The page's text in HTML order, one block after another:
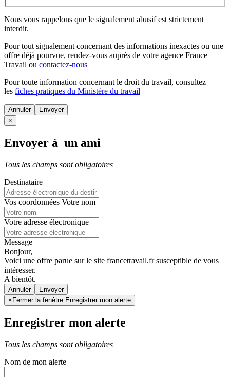
Nous vous rappelons que le signalement abusif est strictement
interdit.
Pour tout signalement concernant des informations inexactes ou une
offre déjà pourvue, rendez-vous auprès de votre agence France
Travail ou contactez-nous
Pour toute information concernant le droit du travail, consultez
les fiches pratiques du Ministère du travail
Annuler
×
Envoyer à un ami
Tous les champs sont obligatoires
Destinataire
Vos coordonnées Votre nom
Votre adresse électronique
Message
Bonjour,
Voici une offre parue sur le site francetravail.fr susceptible de vous
intéresser.
A bientôt.
Annuler
× Fermer la fenêtre Enregistrer mon alerte
Enregistrer mon alerte
Tous les champs sont obligatoires
Nom de mon alerte